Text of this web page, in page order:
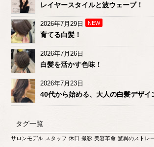
レイヤースタイルと波ウェーブ！
2026年7月29日 NEW
育てる白髪！
2026年7月26日
白髪を活かす色味！
2026年7月23日
40代から始める、大人の白髪デザイ
タグ一覧
サロンモデル スタッフ 休日 撮影 美容革命 驚異のストレ